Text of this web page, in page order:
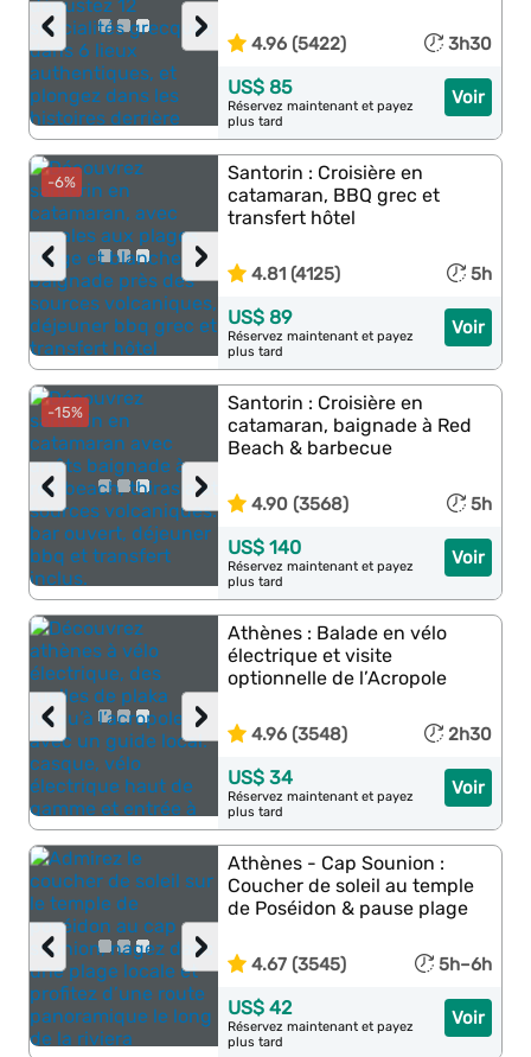
›
‹ 4.96 (5422) 3h30
Voir
US$ 85
Réservez maintenant et payez
plus tard
-6%
›
‹
Santorin : Croisière en
catamaran, BBQ grec et
transfert hôtel
4.81 (4125) 5h
Voir
US$ 89
Réservez maintenant et payez
plus tard
-15%
›
‹
Santorin : Croisière en
catamaran, baignade à Red
Beach & barbecue
4.90 (3568) 5h
Voir
US$ 140
Réservez maintenant et payez
plus tard
›
‹
Athènes : Balade en vélo
électrique et visite
optionnelle de l’Acropole
4.96 (3548) 2h30
Voir
US$ 34
Réservez maintenant et payez
plus tard
›
‹
Athènes - Cap Sounion :
Coucher de soleil au temple
de Poséidon & pause plage
4.67 (3545) 5h–6h
Voir
US$ 42
Réservez maintenant et payez
plus tard